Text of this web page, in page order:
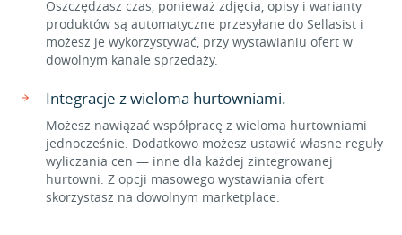
Oszczędzasz czas, ponieważ zdjęcia, opisy i warianty
produktów są automatyczne przesyłane do Sellasist i
możesz je wykorzystywać, przy wystawianiu ofert w
dowolnym kanale sprzedaży.
Integracje z wieloma hurtowniami.
Możesz nawiązać współpracę z wieloma hurtowniami
jednocześnie. Dodatkowo możesz ustawić własne reguły
wyliczania cen — inne dla każdej zintegrowanej
hurtowni. Z opcji masowego wystawiania ofert
skorzystasz na dowolnym marketplace.